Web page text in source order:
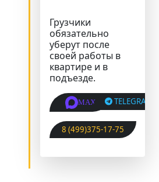
Грузчики
обязательно
уберут после
своей работы в
квартире и в
подъезде.
MAX TELEGRAM
8 (499)375-17-75